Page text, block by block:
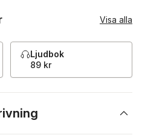
Visa alla
Ljudbok
89 kr